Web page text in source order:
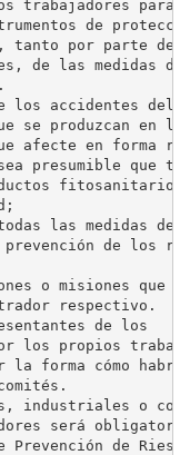
trabajadores para
de
tanto por parte de
de las medidas de
los accidentes del
se produzcan en la
afecte en forma
presumible que
las medidas de
de los
o misiones que
respectivo.
de los
los propios
la forma cómo
industriales o
será
Prevención de